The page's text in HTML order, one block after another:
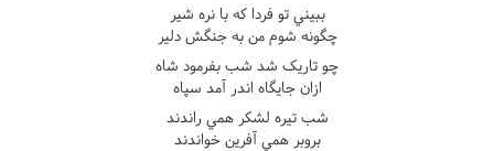
ببيني تو فردا که با نره شير
چگونه شوم من به جنگش دلير
چو تاريک شد شب بفرمود شاه
ازان جايگاه اندر آمد سپاه
شب تيره لشکر همي راندند
بروبر همي آفرين خواندند